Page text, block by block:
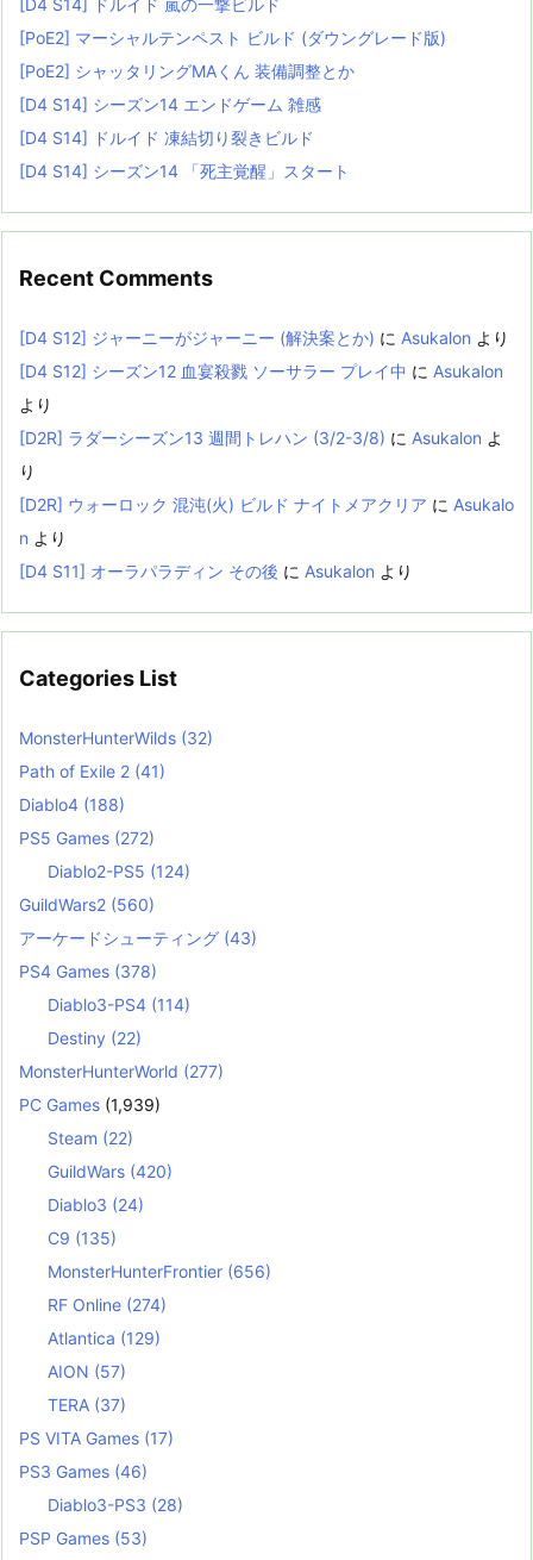
[PoE2] マーシャルテンペスト ビルド (ダウングレード版)
[PoE2] シャッタリングMAくん 装備調整とか
[D4 S14] シーズン14 エンドゲーム 雑感
[D4 S14] ドルイド 凍結切り裂きビルド
[D4 S14] シーズン14 「死主覚醒」スタート
Recent Comments
[D4 S12] ジャーニーがジャーニー (解決案とか) に Asukalon より
[D4 S12] シーズン12 血宴殺戮 ソーサラー プレイ中 に Asukalon
より
[D2R] ラダーシーズン13 週間トレハン (3/2-3/8) に Asukalon よ
り
[D2R] ウォーロック 混沌(火) ビルド ナイトメアクリア に Asukalo
n より
[D4 S11] オーラパラディン その後 に Asukalon より
Categories List
MonsterHunterWilds (32)
Path of Exile 2 (41)
Diablo4 (188)
PS5 Games (272)
Diablo2-PS5 (124)
GuildWars2 (560)
アーケードシューティング (43)
PS4 Games (378)
Diablo3-PS4 (114)
Destiny (22)
MonsterHunterWorld (277)
PC Games (1,939)
Steam (22)
GuildWars (420)
Diablo3 (24)
C9 (135)
MonsterHunterFrontier (656)
RF Online (274)
Atlantica (129)
AION (57)
TERA (37)
PS VITA Games (17)
PS3 Games (46)
Diablo3-PS3 (28)
PSP Games (53)